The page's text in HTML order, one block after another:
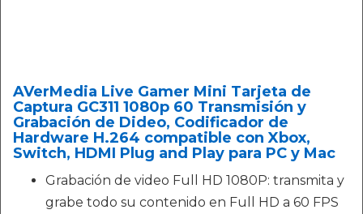
AVerMedia Live Gamer Mini Tarjeta de
Captura GC311 1080p 60 Transmisión y
Grabación de Dideo, Codificador de
Hardware H.264 compatible con Xbox,
Switch, HDMI Plug and Play para PC y Mac
Grabación de video Full HD 1080P: transmita y
grabe todo su contenido en Full HD a 60 FPS